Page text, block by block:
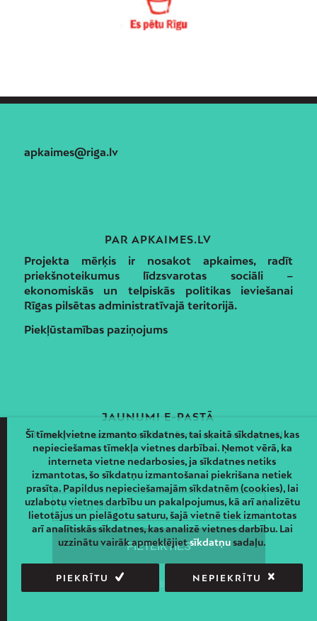
apkaimes@riga.lv
PAR APKAIMES.LV
Projekta mērķis ir nosakot apkaimes, radīt
priekšnoteikumus līdzsvarotas sociāli –
ekonomiskās un telpiskās politikas ieviešanai
Rīgas pilsētas administratīvajā teritorijā.
Piekļūstamības paziņojums
JAUNUMI E-PASTĀ
Piesakies un saņem jaunāko informāciju savā e-pastā!
Šī tīmekļvietne izmanto sīkdatnes, tai skaitā sīkdatnes, kas
nepieciešamas tīmekļa vietnes darbībai. Ņemot vērā, ka
interneta vietne nedarbosies, ja sīkdatnes netiks
izmantotas, šo sīkdatņu izmantošanai piekrišana netiek
prasīta. Papildus nepieciešamajām sīkdatnēm (cookies), lai
uzlabotu vietnes darbību un pakalpojumus, kā arī analizētu
lietotājus un pielāgotu saturu, šajā vietnē tiek izmantotas
arī analītiskās sīkdatnes, kas analizē vietnes darbību. Lai
uzzinātu vairāk apmeklējietsīkdatņusadaļu.
PIEKRĪTU NEPIEKRĪTU